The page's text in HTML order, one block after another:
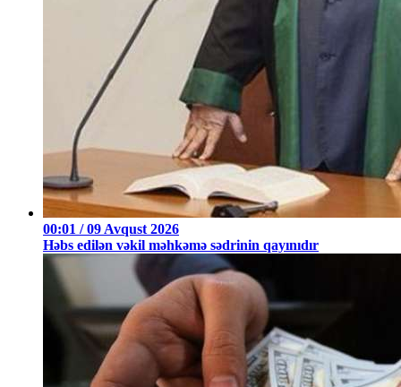
00:01 / 09 Avqust 2026
Həbs edilən vəkil məhkəmə sədrinin qayınıdır